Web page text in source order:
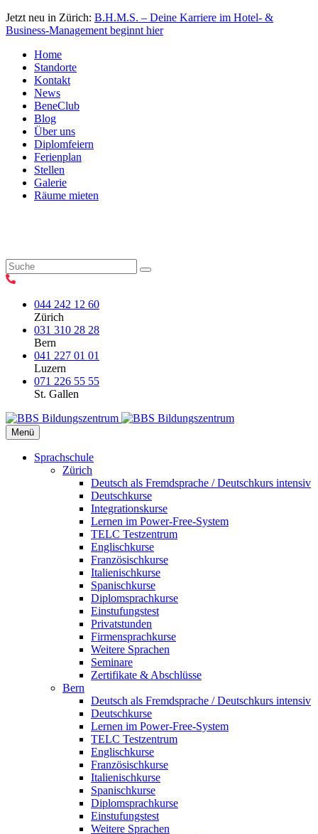
Jetzt neu in Zürich: B.H.M.S. – Deine Karriere im Hotel- &
Business-Management beginnt hier
Home
Standorte
Kontakt
News
BeneClub
Blog
Über uns
Diplomfeiern
Ferienplan
Stellen
Galerie
Räume mieten
044 242 12 60
Zürich
031 310 28 28
Bern
041 227 01 01
Luzern
071 226 55 55
St. Gallen
Menü
Sprachschule
Zürich
Deutsch als Fremdsprache / Deutschkurs intensiv
Deutschkurse
Integrationskurse
Lernen im Power-Free-System
TELC Testzentrum
Englischkurse
Französischkurse
Italienischkurse
Spanischkurse
Diplomsprachkurse
Einstufungstest
Privatstunden
Firmensprachkurse
Weitere Sprachen
Seminare
Zertifikate & Abschlüsse
Bern
Deutsch als Fremdsprache / Deutschkurs intensiv
Deutschkurse
Lernen im Power-Free-System
TELC Testzentrum
Englischkurse
Französischkurse
Italienischkurse
Spanischkurse
Diplomsprachkurse
Einstufungstest
Weitere Sprachen